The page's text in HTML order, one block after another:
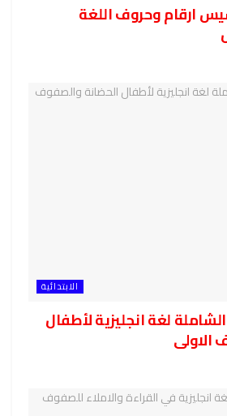
ارقام وحروف اللغة
الابتدائية
لغة انجليزية لأطفال
الاولى